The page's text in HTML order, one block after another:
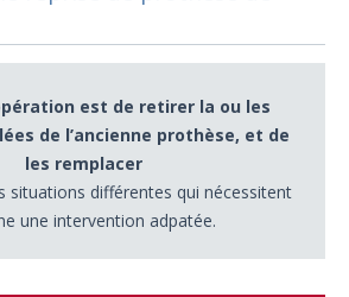
est de retirer la ou les
de l’ancienne prothèse, et de
les remplacer
situations différentes qui nécessitent
une intervention adpatée.